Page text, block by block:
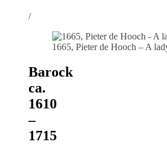
/
1665, Pieter de Hooch – A
Barock
ca.
1610
–
1715